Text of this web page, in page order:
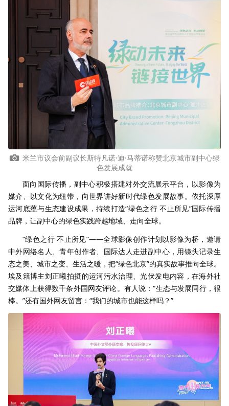
米兰市议会前副议长斯特凡诺·迪·马蒂诺称赞北京城市副中心绿
色发展成就
面向国际传播，副中心积极搭建对外交流展示平台，以影像为
媒介、以文化为纽带，向世界讲好新时代绿色发展故事。依托深厚
运河底蕴与生态建设成果，持续打造“绿色之行 不止所见”国际传播
品牌，让副中心的绿色实践跨越地域、走向全球。
“绿色之行 不止所见”——全球影像创作计划以影像为桥，邀请
中外网络名人、青年创作者、国际达人走进副中心，用镜头记录生
态之美、城市之变、生活之暖，把“绿色北京”的真实故事推向全球。
埃及籍博主刘正曦拍摄的运河污水治理、光伏发电内容，在海外社
交媒体上获得数千条外国网友评论。有人说：“生态与发展同行，很
棒。”还有国外网友留言：“我们的城市也能这样吗？”